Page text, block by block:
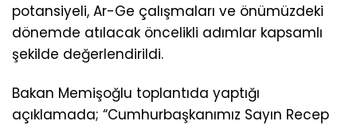
potansiyeli, Ar-Ge çalışmaları ve önümüzdeki
dönemde atılacak öncelikli adımlar kapsamlı
şekilde değerlendirildi.
Bakan Memişoğlu toplantıda yaptığı
açıklamada; “Cumhurbaşkanımız Sayın Recep